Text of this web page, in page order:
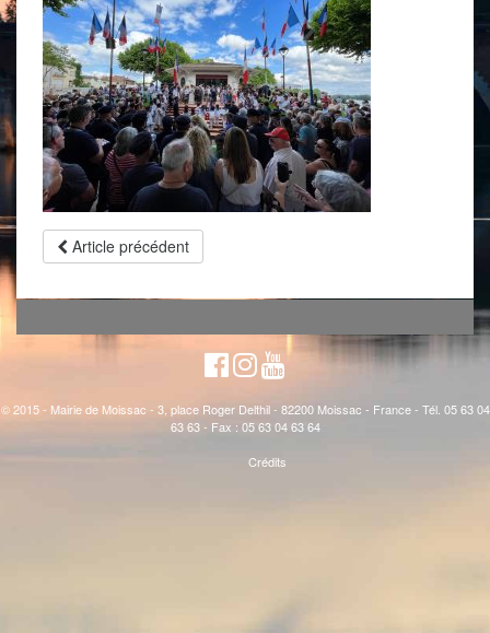
Article précédent
© 2015 - Mairie de Moissac - 3, place Roger Delthil - 82200 Moissac - France - Tél. 05 63 04
63 63 - Fax : 05 63 04 63 64
Crédits